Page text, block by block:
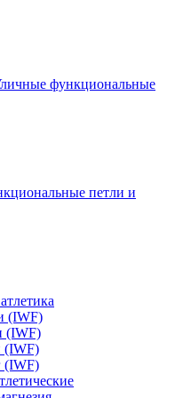
функциональные
петли и
(IWF)
(IWF)
(IWF)
(IWF)